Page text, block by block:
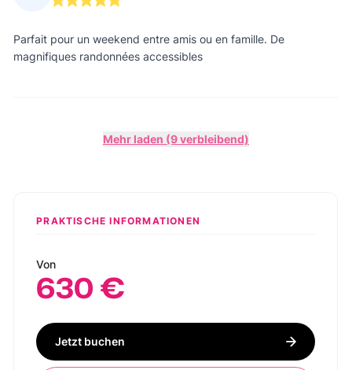
Parfait pour un weekend entre amis ou en famille. De
magnifiques randonnées accessibles
Mehr laden (9 verbleibend)
PRAKTISCHE INFORMATIONEN
Von
630 €
Jetzt buchen